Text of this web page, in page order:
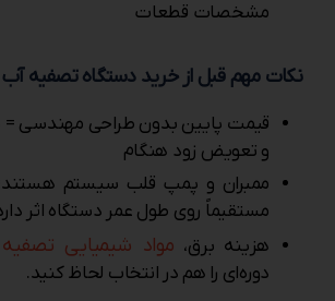
مشخصات قطعات
نکات مهم قبل از خرید دستگاه تصفیه
قیمت پایین بدون طراحی مهندسی =
و تعویض زود هنگام
ممبران و پمپ قلب سیستم
مستقیماً روی طول عمر دستگاه اثر
هزینه برق، مواد شیمیایی
دوره‌ای را هم در انتخاب لحاظ کنید.